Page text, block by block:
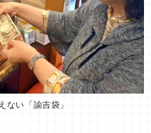
ない「諭吉袋」